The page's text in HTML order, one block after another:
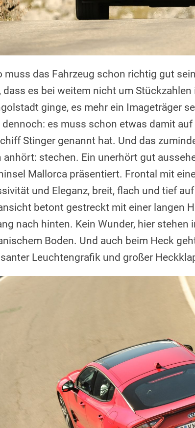
muss das Fahrzeug schon richtig gut
dass es bei weitem nicht um
ginge, es mehr ein Imageträger
dennoch: es muss schon etwas damit
Stinger genannt hat. Und das
anhört: stechen. Ein unerhört gut
Mallorca präsentiert. Frontal mit
und Eleganz, breit, flach und tief
betont gestreckt mit einer langen
nach hinten. Kein Wunder, hier stehen
Boden. Und auch beim Heck
Leuchtengrafik und großer